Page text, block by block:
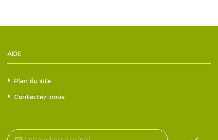
AIDE
Plan du site
Contactez-nous